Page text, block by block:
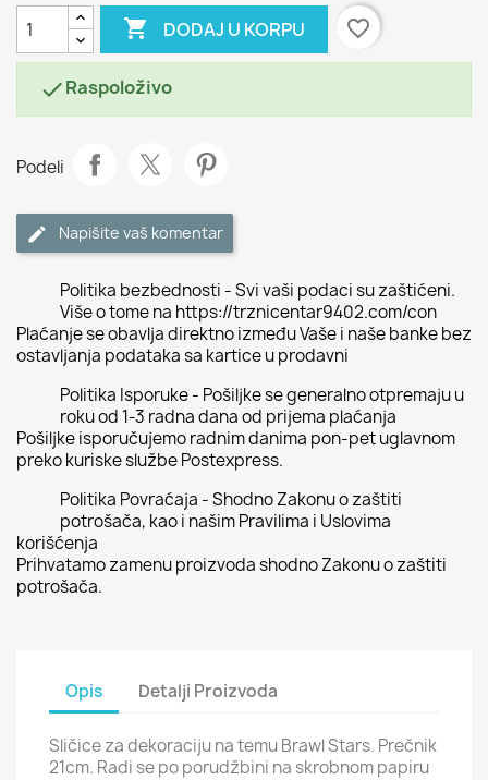
 DODAJ U KORPU favorite_border
Raspoloživo
Podeli
Napišite vaš komentar
Politika bezbednosti - Svi vaši podaci su zaštićeni.
Više o tome na https://trznicentar9402.com/con
Plaćanje se obavlja direktno između Vaše i naše banke bez
ostavljanja podataka sa kartice u prodavni
Politika Isporuke - Pošiljke se generalno otpremaju u
roku od 1-3 radna dana od prijema plaćanja
Pošiljke isporučujemo radnim danima pon-pet uglavnom
preko kuriske službe Postexpress.
Politika Povraćaja - Shodno Zakonu o zaštiti
potrošača, kao i našim Pravilima i Uslovima
korišćenja
Prihvatamo zamenu proizvoda shodno Zakonu o zaštiti
potrošača.
Opis Detalji Proizvoda
Sličice za dekoraciju na temu Brawl Stars. Prečnik
21cm. Radi se po porudžbini na skrobnom papiru